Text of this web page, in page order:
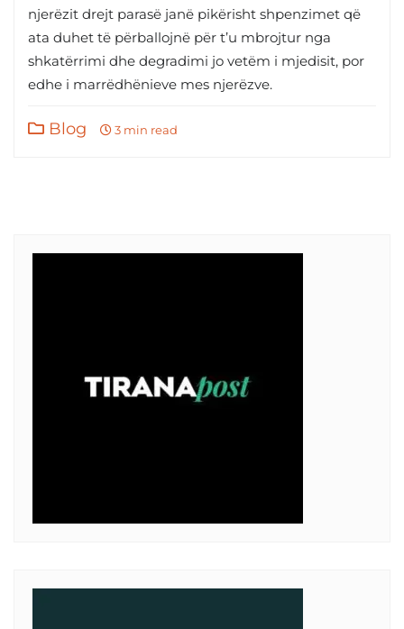
njerëzit drejt parasë janë pikërisht shpenzimet që
ata duhet të përballojnë për t’u mbrojtur nga
shkatërrimi dhe degradimi jo vetëm i mjedisit, por
edhe i marrëdhënieve mes njerëzve.
Blog 3 min read